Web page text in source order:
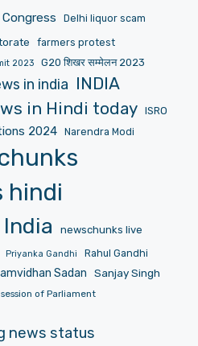
Congress
Delhi liquor scam
farmers protest
2023 G20 शिखर सम्मेलन 2023
in india INDIA
in Hindi today
ISRO
2024 Narendra Modi
hindi
newschunks live
Priyanka Gandhi
Rahul Gandhi
Sadan Sanjay Singh
of Parliament
news status